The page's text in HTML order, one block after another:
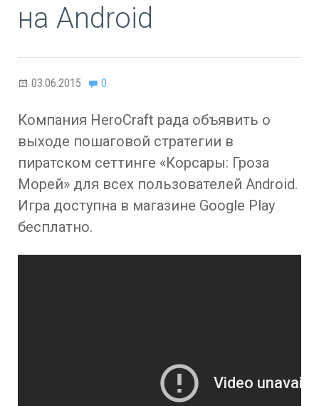
на Android
03.06.2015 0
Компания HeroCraft рада объявить о
выходе пошаговой стратегии в
пиратском сеттинге «Корсары: Гроза
Морей» для всех пользователей Android.
Игра доступна в магазине Google Play
бесплатно.